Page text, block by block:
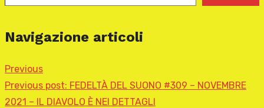
Navigazione articoli
Previous
Previous post: FEDELTÀ DEL SUONO #309 – NOVEMBRE
2021 – IL DIAVOLO È NEI DETTAGLI